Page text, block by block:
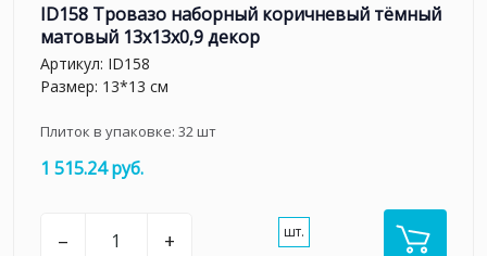
ID158 Тровазо наборный коричневый тёмный
матовый 13x13x0,9 декор
Артикул: ID158
Размер: 13*13 см
Плиток в упаковке: 32шт
1 515.24 руб.
– + шт.